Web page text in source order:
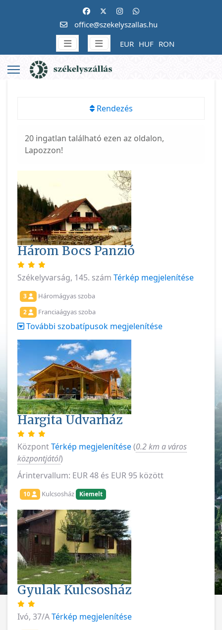
office@szekelyszallas.hu
EUR HUF RON
Rendezés
20 ingatlan található ezen az oldalon,
Lapozzon!
Három Bocs Panzió
Székelyvarság, 145. szám Térkép megjelenítése
3 Háromágyas szoba
2 Franciaágyas szoba
További szobatípusok megjelenítése
Hargita Udvarház
KözpontTérkép megjelenítése(0.2 km a város
központjától)
Árintervallum: EUR 48 és EUR 95 között
10 Kulcsosház Kiemelt
Gyulak Kulcsosház
Ivó, 37/ATérkép megjelenítése